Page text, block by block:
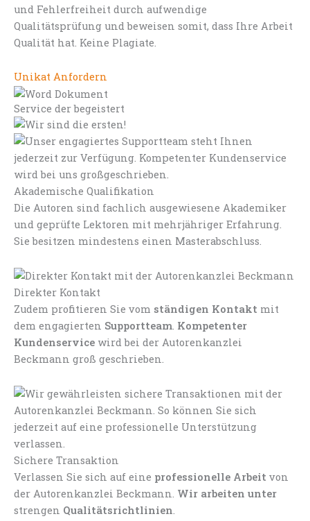
und Fehlerfreiheit durch aufwendige
Qualitätsprüfung und beweisen somit, dass Ihre Arbeit
Qualität hat. Keine Plagiate.
Unikat Anfordern
Service der begeistert
Akademische Qualifikation
Die Autoren sind fachlich ausgewiesene Akademiker
und geprüfte Lektoren mit mehrjähriger Erfahrung.
Sie besitzen mindestens einen Masterabschluss.
Direkter Kontakt
Zudem profitieren Sie vom ständigen Kontakt mit
dem engagierten Supportteam. Kompetenter
Kundenservice wird bei der Autorenkanzlei
Beckmann groß geschrieben.
Sichere Transaktion
Verlassen Sie sich auf eine professionelle Arbeit von
der Autorenkanzlei Beckmann. Wir arbeiten unter
strengen Qualitätsrichtlinien